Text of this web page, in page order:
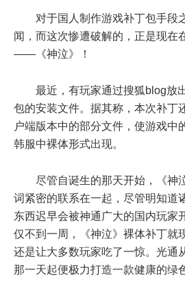
对于国人制作游戏补丁包手段
闻，而这次惨遭破解的，正是现在
——《神泣》！
最近，有玩家通过搜狐blog放
包的安装文件。据其称，本次补丁
户端版本中的部分文件，使游戏中
韩服中裸体形式出现。
尽管自诞生的那天开始，《神
词紧密的联系在一起，尽管明知道
东西迟早会被神通广大的国内玩家
仅不到一周，《神泣》裸体补丁就
还是让大多数玩家吃了一惊。光通
那一天起便极力打造一款健康的绿